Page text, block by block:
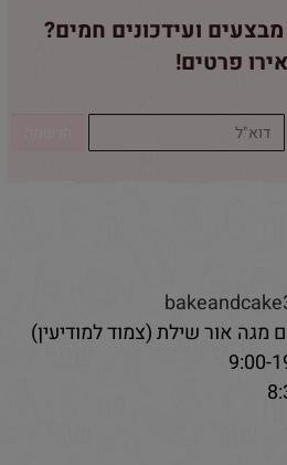
ועידכונים חמים?
פרטים!
אור שילת (צמוד למודיעין)